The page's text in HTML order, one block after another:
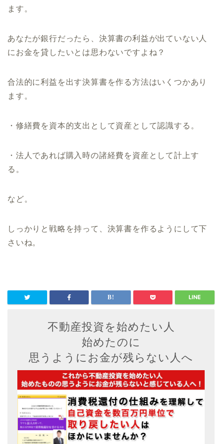
ます。
あなたが銀行だったら、決算書の利益が出ていない人
にお金を貸したいとは思わないですよね？
合法的に利益を出す決算書を作る方法はいくつかあり
ます。
・修繕費を資本的支出として資産として認識する。
・法人であれば購入時の諸経費を資産として計上す
る。
など。
しっかりと戦略を持って、決算書を作るようにして下
さいね。
不動産投資を始めたい人
始めたのに
思うようにお金が残らない人へ